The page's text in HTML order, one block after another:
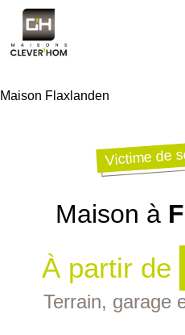
Passer
contenu
Maison Flaxlanden
Victime de
Maison à
À partir de
Terrain, garage